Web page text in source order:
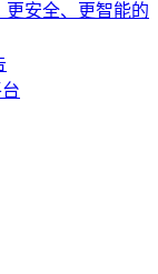
更安全、更智能的